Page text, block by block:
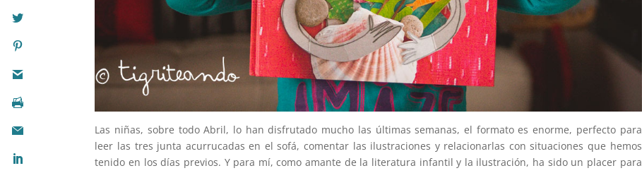
Las niñas, sobre todo Abril, lo han disfrutado mucho las últimas semanas, el formato es enorme, perfecto para
leer las tres junta acurrucadas en el sofá, comentar las ilustraciones y relacionarlas con situaciones que hemos
tenido en los días previos. Y para mí, como amante de la literatura infantil y la ilustración, ha sido un placer para